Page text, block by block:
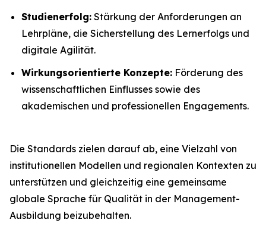
Studienerfolg: Stärkung der Anforderungen an
Lehrpläne, die Sicherstellung des Lernerfolgs und
digitale Agilität.
Wirkungsorientierte Konzepte: Förderung des
wissenschaftlichen Einflusses sowie des
akademischen und professionellen Engagements.
Die Standards zielen darauf ab, eine Vielzahl von
institutionellen Modellen und regionalen Kontexten zu
unterstützen und gleichzeitig eine gemeinsame
globale Sprache für Qualität in der Management-
Ausbildung beizubehalten.